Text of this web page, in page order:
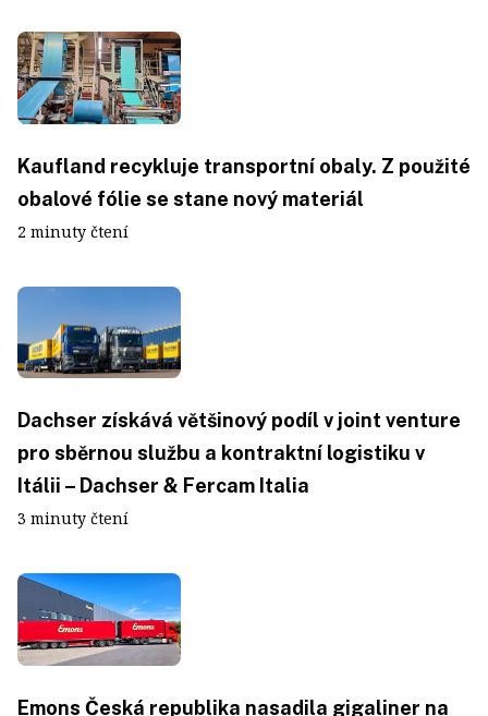
Kaufland recykluje transportní obaly. Z použité
obalové fólie se stane nový materiál
2 minuty čtení
Dachser získává většinový podíl v joint venture
pro sběrnou službu a kontraktní logistiku v
Itálii – Dachser & Fercam Italia
3 minuty čtení
Emons Česká republika nasadila gigaliner na